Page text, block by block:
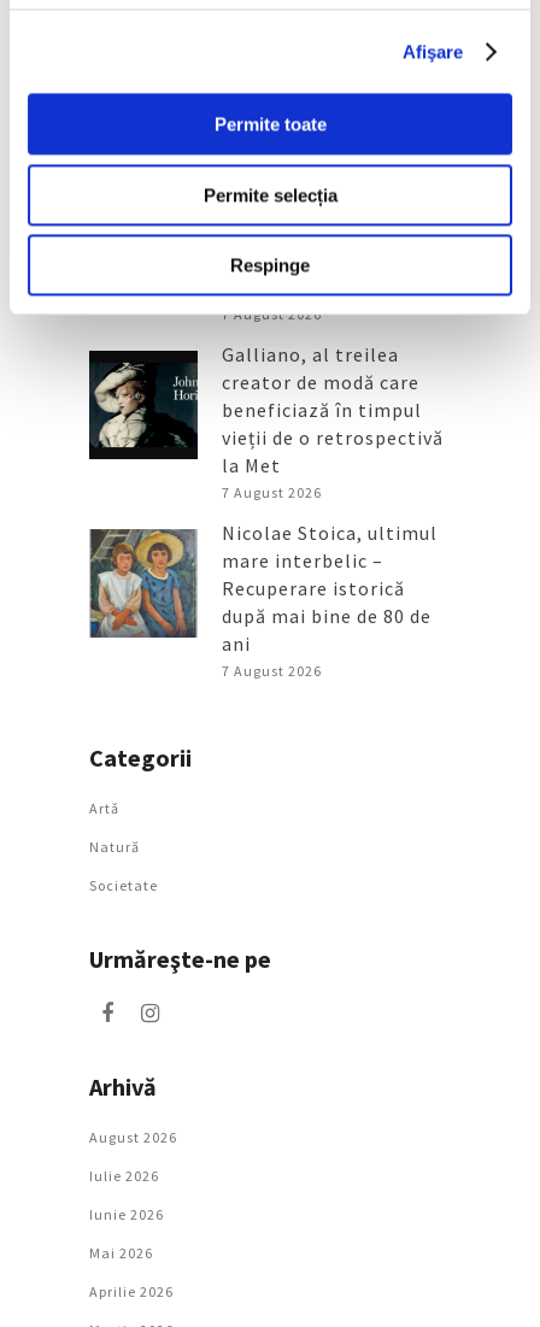
Afişare
Permite toate
Permite selecția
Respinge
Articole recente
Peisaje de Marie
Bracquemond și de
surorile Edma și Berthe
Morisot reapar public
7 August 2026
Galliano, al treilea
creator de modă care
beneficiază în timpul
vieții de o retrospectivă
la Met
7 August 2026
Nicolae Stoica, ultimul
mare interbelic –
Recuperare istorică
după mai bine de 80 de
ani
7 August 2026
Categorii
Artǎ
Natură
Societate
Urmăreşte-ne pe
Arhivă
August 2026
Iulie 2026
Iunie 2026
Mai 2026
Aprilie 2026